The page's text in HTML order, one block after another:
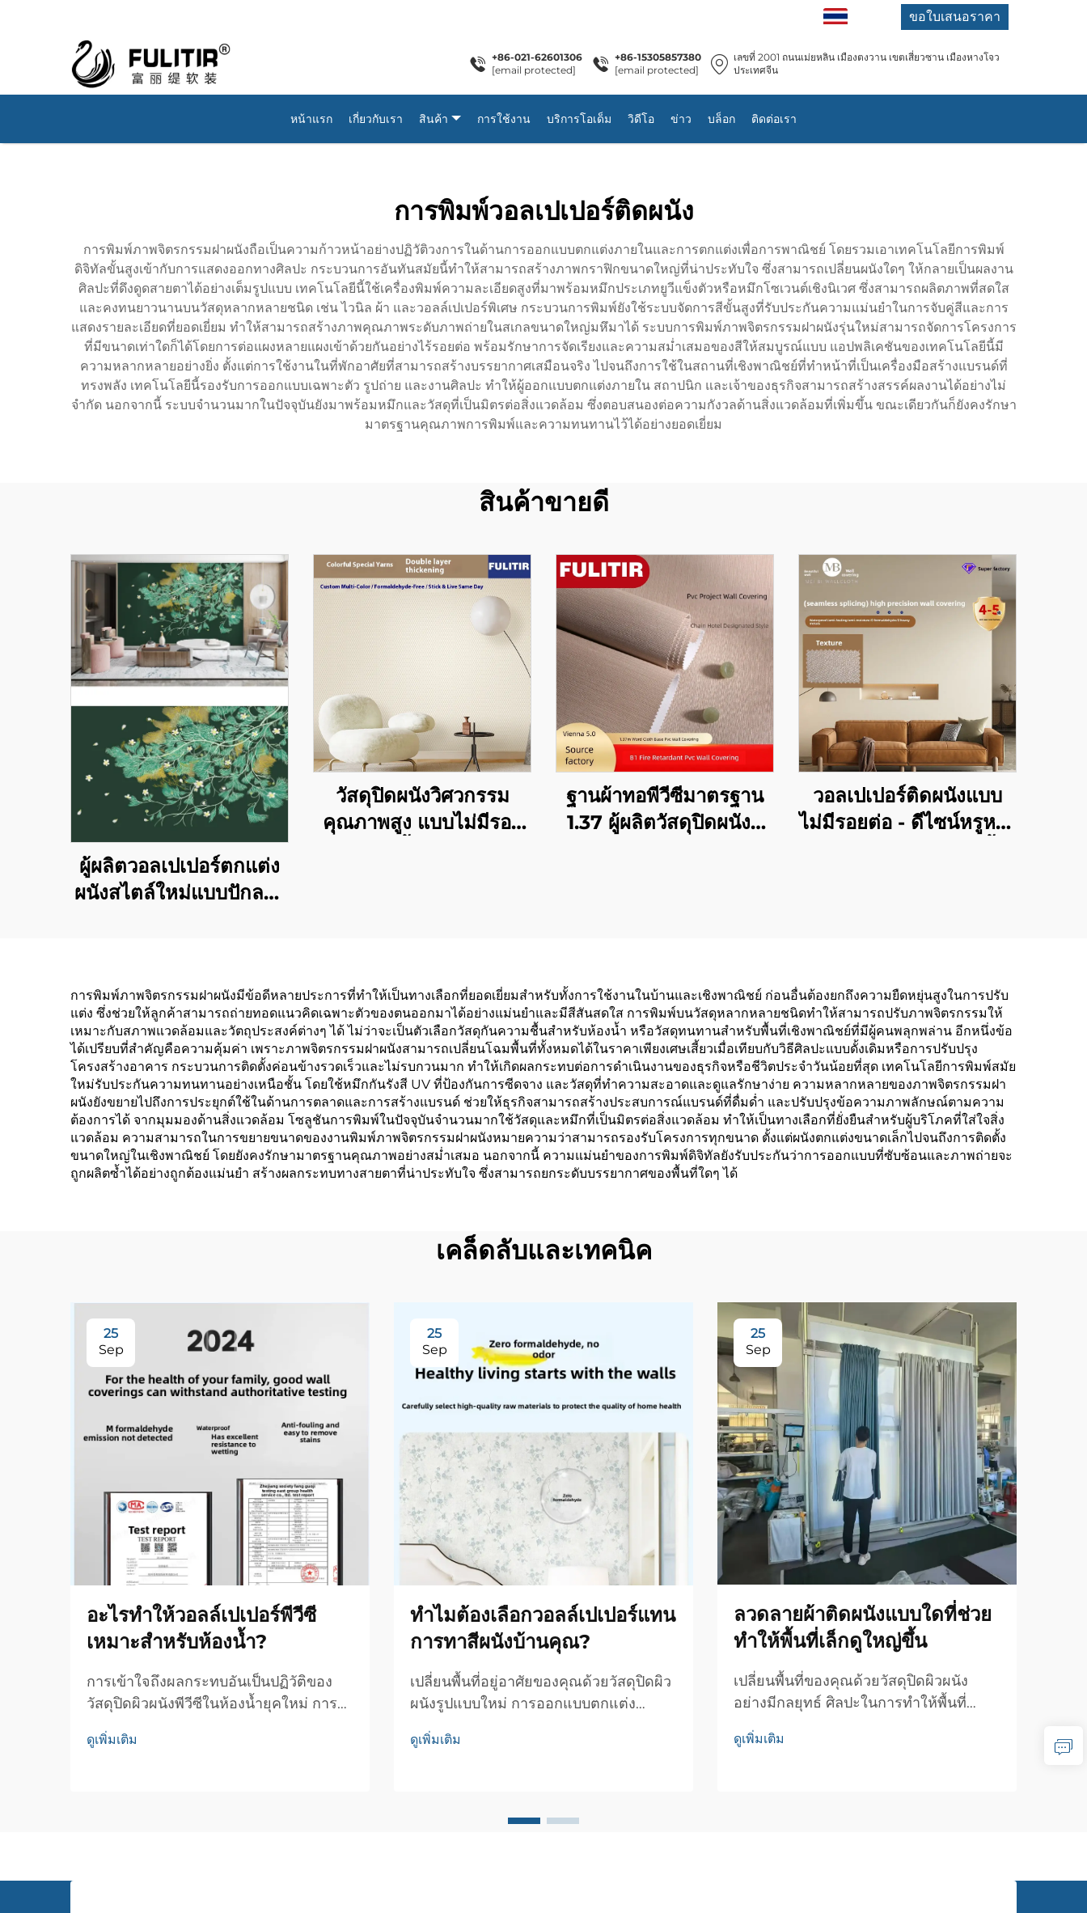
ขอใบเสนอราคา
+86-021-62601306
[email protected]
+86-15305857380
[email protected]
เลขที่ 2001 ถนนเม่ยหลิน เมืองตงวาน เขตเสี่ยวซาน เมืองหางโจว
ประเทศจีน
หน้าแรก เกี่ยวกับเรา สินค้า การใช้งาน บริการโอเด็ม วิดีโอ ข่าว บล็อก ติดต่อเรา
การพิมพ์วอลเปเปอร์ติดผนัง
การพิมพ์ภาพจิตรกรรมฝาผนังถือเป็นความก้าวหน้าอย่างปฏิวัติวงการในด้านการออกแบบตกแต่งภายในและการตกแต่งเพื่อการพาณิชย์ โดยรวมเอาเทคโนโลยีการพิมพ์
ดิจิทัลขั้นสูงเข้ากับการแสดงออกทางศิลปะ กระบวนการอันทันสมัยนี้ทำให้สามารถสร้างภาพกราฟิกขนาดใหญ่ที่น่าประทับใจ ซึ่งสามารถเปลี่ยนผนังใดๆ ให้กลายเป็นผลงาน
ศิลปะที่ดึงดูดสายตาได้อย่างเต็มรูปแบบ เทคโนโลยีนี้ใช้เครื่องพิมพ์ความละเอียดสูงที่มาพร้อมหมึกประเภทยูวีแข็งตัวหรือหมึกโซเวนต์เชิงนิเวศ ซึ่งสามารถผลิตภาพที่สดใส
และคงทนยาวนานบนวัสดุหลากหลายชนิด เช่น ไวนิล ผ้า และวอลล์เปเปอร์พิเศษ กระบวนการพิมพ์ยังใช้ระบบจัดการสีขั้นสูงที่รับประกันความแม่นยำในการจับคู่สีและการ
แสดงรายละเอียดที่ยอดเยี่ยม ทำให้สามารถสร้างภาพคุณภาพระดับภาพถ่ายในสเกลขนาดใหญ่มหึมาได้ ระบบการพิมพ์ภาพจิตรกรรมฝาผนังรุ่นใหม่สามารถจัดการโครงการ
ที่มีขนาดเท่าใดก็ได้โดยการต่อแผงหลายแผงเข้าด้วยกันอย่างไร้รอยต่อ พร้อมรักษาการจัดเรียงและความสม่ำเสมอของสีให้สมบูรณ์แบบ แอปพลิเคชันของเทคโนโลยีนี้มี
ความหลากหลายอย่างยิ่ง ตั้งแต่การใช้งานในที่พักอาศัยที่สามารถสร้างบรรยากาศเสมือนจริง ไปจนถึงการใช้ในสถานที่เชิงพาณิชย์ที่ทำหน้าที่เป็นเครื่องมือสร้างแบรนด์ที่
ทรงพลัง เทคโนโลยีนี้รองรับการออกแบบเฉพาะตัว รูปถ่าย และงานศิลปะ ทำให้ผู้ออกแบบตกแต่งภายใน สถาปนิก และเจ้าของธุรกิจสามารถสร้างสรรค์ผลงานได้อย่างไม่
จำกัด นอกจากนี้ ระบบจำนวนมากในปัจจุบันยังมาพร้อมหมึกและวัสดุที่เป็นมิตรต่อสิ่งแวดล้อม ซึ่งตอบสนองต่อความกังวลด้านสิ่งแวดล้อมที่เพิ่มขึ้น ขณะเดียวกันก็ยังคงรักษา
มาตรฐานคุณภาพการพิมพ์และความทนทานไว้ได้อย่างยอดเยี่ยม
สินค้าขายดี
ผู้ผลิตวอลเปเปอร์ตกแต่ง
ผนังสไตล์ใหม่แบบปักลาย
พรีเมียมและแม่นยำสูง
เหมาะสำหรับใช้ตกแต่ง
ผนังห้องนอนและห้องนั่ง
เล่น
วัสดุปิดผนังวิศวกรรม
คุณภาพสูง แบบไม่มีรอย
โรงงาน
ฐานผ้าทอพีวีซีมาตรฐาน
1.37 ผู้ผลิตวัสดุปิดผนังที่
วอลเปเปอร์ติดผนังแบบ
ไม่มีรอยต่อ - ดีไซน์หรูหรา
การพิมพ์ภาพจิตรกรรมฝาผนังมีข้อดีหลายประการที่ทำให้เป็นทางเลือกที่ยอดเยี่ยมสำหรับทั้งการใช้งานในบ้านและเชิงพาณิชย์ ก่อนอื่นต้องยกถึงความยืดหยุ่นสูงในการปรับ
แต่ง ซึ่งช่วยให้ลูกค้าสามารถถ่ายทอดแนวคิดเฉพาะตัวของตนออกมาได้อย่างแม่นยำและมีสีสันสดใส การพิมพ์บนวัสดุหลากหลายชนิดทำให้สามารถปรับภาพจิตรกรรมให้
เหมาะกับสภาพแวดล้อมและวัตถุประสงค์ต่างๆ ได้ ไม่ว่าจะเป็นตัวเลือกวัสดุกันความชื้นสำหรับห้องน้ำ หรือวัสดุทนทานสำหรับพื้นที่เชิงพาณิชย์ที่มีผู้คนพลุกพล่าน อีกหนึ่งข้อ
ได้เปรียบที่สำคัญคือความคุ้มค่า เพราะภาพจิตรกรรมฝาผนังสามารถเปลี่ยนโฉมพื้นที่ทั้งหมดได้ในราคาเพียงเศษเสี้ยวเมื่อเทียบกับวิธีศิลปะแบบดั้งเดิมหรือการปรับปรุง
โครงสร้างอาคาร กระบวนการติดตั้งค่อนข้างรวดเร็วและไม่รบกวนมาก ทำให้เกิดผลกระทบต่อการดำเนินงานของธุรกิจหรือชีวิตประจำวันน้อยที่สุด เทคโนโลยีการพิมพ์สมัย
ใหม่รับประกันความทนทานอย่างเหนือชั้น โดยใช้หมึกกันรังสี UV ที่ป้องกันการซีดจาง และวัสดุที่ทำความสะอาดและดูแลรักษาง่าย ความหลากหลายของภาพจิตรกรรมฝา
ผนังยังขยายไปถึงการประยุกต์ใช้ในด้านการตลาดและการสร้างแบรนด์ ช่วยให้ธุรกิจสามารถสร้างประสบการณ์แบรนด์ที่ดื่มด่ำ และปรับปรุงข้อความภาพลักษณ์ตามความ
ต้องการได้ จากมุมมองด้านสิ่งแวดล้อม โซลูชันการพิมพ์ในปัจจุบันจำนวนมากใช้วัสดุและหมึกที่เป็นมิตรต่อสิ่งแวดล้อม ทำให้เป็นทางเลือกที่ยั่งยืนสำหรับผู้บริโภคที่ใส่ใจสิ่ง
แวดล้อม ความสามารถในการขยายขนาดของงานพิมพ์ภาพจิตรกรรมฝาผนังหมายความว่าสามารถรองรับโครงการทุกขนาด ตั้งแต่ผนังตกแต่งขนาดเล็กไปจนถึงการติดตั้ง
ขนาดใหญ่ในเชิงพาณิชย์ โดยยังคงรักษามาตรฐานคุณภาพอย่างสม่ำเสมอ นอกจากนี้ ความแม่นยำของการพิมพ์ดิจิทัลยังรับประกันว่าการออกแบบที่ซับซ้อนและภาพถ่ายจะ
ถูกผลิตซ้ำได้อย่างถูกต้องแม่นยำ สร้างผลกระทบทางสายตาที่น่าประทับใจ ซึ่งสามารถยกระดับบรรยากาศของพื้นที่ใดๆ ได้
เคล็ดลับและเทคนิค
25
Sep
อะไรทำให้วอลล์เปเปอร์พีวีซี
เหมาะสำหรับห้องน้ำ?
การเข้าใจถึงผลกระทบอันเป็นปฏิวัติของ
วัสดุปิดผิวผนังพีวีซีในห้องน้ำยุคใหม่ การ
ต่างๆ มามากมาย แต่วัสดุไม่กี่ชนิดที่สร้าง
ดูเพิ่มเติม
25
Sep
ทำไมต้องเลือกวอลล์เปเปอร์แทน
การทาสีผนังบ้านคุณ?
เปลี่ยนพื้นที่อยู่อาศัยของคุณด้วยวัสดุปิดผิว
ผนังรูปแบบใหม่ การออกแบบตกแต่ง
ที่ผ่านมา และหนึ่งในนวัตกรรมที่สำคัญ
ดูเพิ่มเติม
25
Sep
ลวดลายผ้าติดผนังแบบใดที่ช่วย
ทำให้พื้นที่เล็กดูใหญ่ขึ้น
เปลี่ยนพื้นที่ของคุณด้วยวัสดุปิดผิวผนัง
อย่างมีกลยุทธ์ ศิลปะในการทำให้พื้นที่
ออกแบบภายในและเจ้าของบ้านมาหลาย
ดูเพิ่มเติม
ลวด